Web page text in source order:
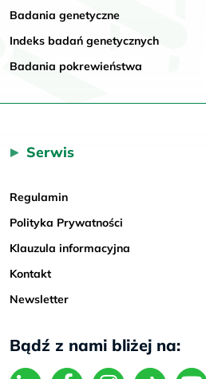
Badania genetyczne
Indeks badań genetycznych
Badania pokrewieństwa
Serwis
Regulamin
Polityka Prywatności
Klauzula informacyjna
Kontakt
Newsletter
Bądź z nami bliżej na: